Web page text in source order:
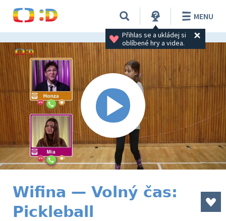
Přihlas se a ukládej si
oblíbené hry a videa.
MENU
Wifina — Volný čas:
Pickleball